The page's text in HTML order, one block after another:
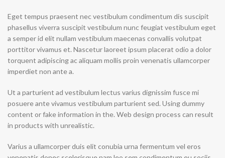
Eget tempus praesent nec vestibulum condimentum dis suscipit
phasellus viverra suscipit vestibulum nunc feugiat vestibulum eget
a semper id elit nullam vestibulum maecenas convallis volutpat
porttitor vivamus et. Nascetur laoreet ipsum placerat odio a dolor
torquent adipiscing ac aliquam mollis proin venenatis ullamcorper
imperdiet non ante a.
Ut a parturient ad vestibulum lectus varius dignissim fusce mi
posuere ante vivamus vestibulum parturient sed. Using dummy
content or fake information in the. Web design process can result
in products with unrealistic.
Varius a ullamcorper duis elit conubia urna fermentum vel eros